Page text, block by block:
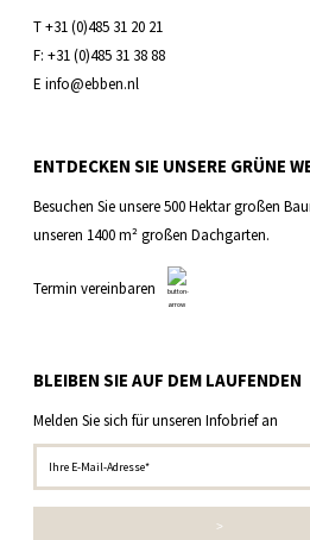
T +31 (0)485 31 20 21
F: +31 (0)485 31 38 88
E info@ebben.nl
ENTDECKEN SIE UNSERE GRÜNE
Besuchen Sie unsere 500 Hektar großen
unseren 1400 m² großen Dachgarten.
Termin vereinbaren
BLEIBEN SIE AUF DEM LAUFENDEN
Melden Sie sich für unseren Infobrief an